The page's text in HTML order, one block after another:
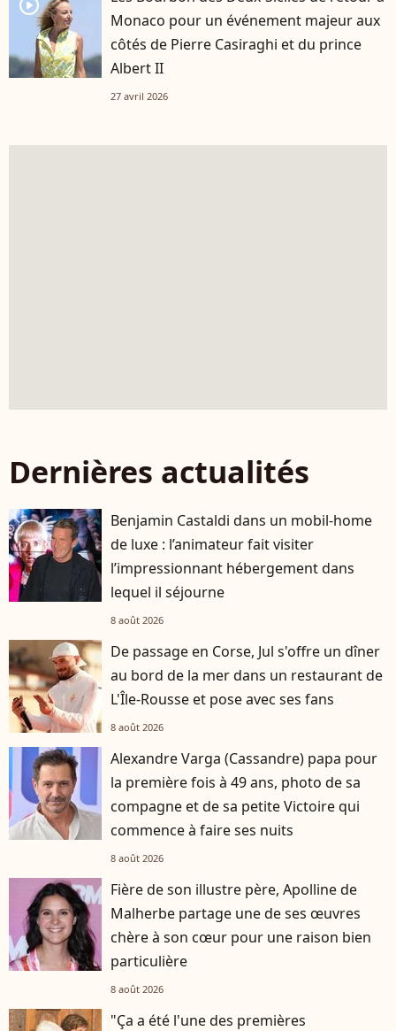
player2
Monaco pour un événement majeur aux
côtés de Pierre Casiraghi et du prince
Albert II
27 avril 2026
Dernières actualités
Benjamin Castaldi dans un mobil-home
de luxe : l’animateur fait visiter
l’impressionnant hébergement dans
lequel il séjourne
8 août 2026
De passage en Corse, Jul s'offre un dîner
au bord de la mer dans un restaurant de
L'Île-Rousse et pose avec ses fans
8 août 2026
Alexandre Varga (Cassandre) papa pour
la première fois à 49 ans, photo de sa
compagne et de sa petite Victoire qui
commence à faire ses nuits
8 août 2026
Fière de son illustre père, Apolline de
Malherbe partage une de ses œuvres
chère à son cœur pour une raison bien
particulière
8 août 2026
"Ça a été l'une des premières